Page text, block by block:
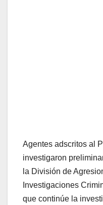
Agentes adscritos al
investigaron
la División de
Investigaciones
que continúe la